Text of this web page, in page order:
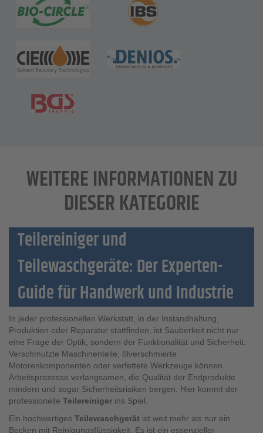
WEITERE INFORMATIONEN ZU
DIESER KATEGORIE
Teilereiniger und
Teilewaschgeräte: Der Experten-
Guide für Handwerk und Industrie
In jeder professionellen Werkstatt, in der Instandhaltung,
Produktion oder Reparatur stattfinden, ist Sauberkeit nicht nur
eine Frage der Optik, sondern der Funktionalität und Sicherheit.
Verschmutzte Maschinenteile, ölverschmierte
Motorenkomponenten oder verfettete Werkzeuge können
Arbeitsprozesse verlangsamen, die Qualität der Endprodukte
mindern und sogar Sicherheitsrisiken bergen. Hier kommt der
professionelle Teilereiniger ins Spiel.
Ein hochwertiges Teilewaschgerät ist weit mehr als nur ein
Becken mit Reinigungsflüssigkeit. Es ist ein essenzieller